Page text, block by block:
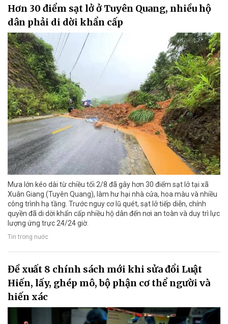
Hơn 30 điểm sạt lở ở Tuyên Quang, nhiều hộ
dân phải di dời khẩn cấp
Mưa lớn kéo dài từ chiều tối 2/8 đã gây hơn 30 điểm sạt lở tại xã
Xuân Giang (Tuyên Quang), làm hư hại nhà cửa, hoa màu và nhiều
công trình hạ tầng. Trước nguy cơ lũ quét, sạt lở tiếp diễn, chính
quyền đã di dời khẩn cấp nhiều hộ dân đến nơi an toàn và duy trì lực
lượng ứng trực 24/24 giờ.
Tin trong nước
Đề xuất 8 chính sách mới khi sửa đổi Luật
Hiến, lấy, ghép mô, bộ phận cơ thể người và
hiến xác